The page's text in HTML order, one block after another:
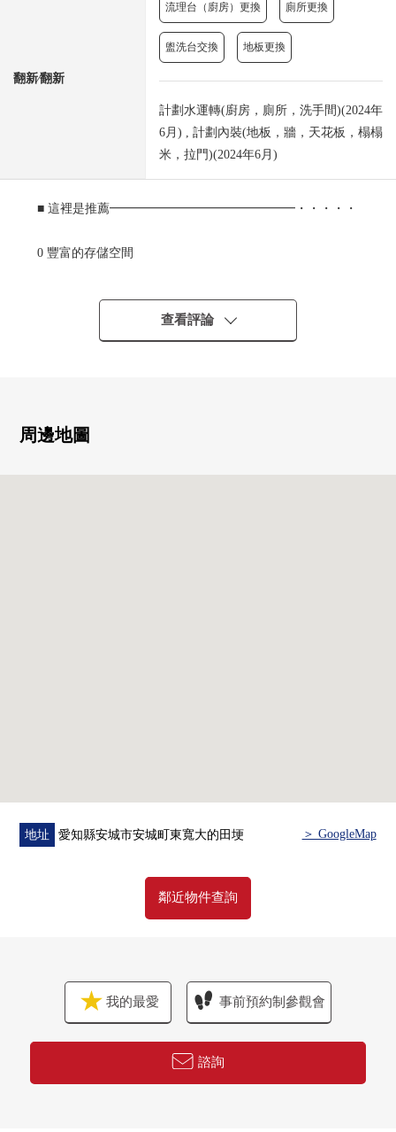
翻新⁄翻新
流理台（廚房）更換 廁所更換
盥洗台交換 地板更換
計劃水運轉(廚房，廁所，洗手間)(2024年
6月) , 計劃內裝(地板，牆，天花板，榻榻
米，拉門)(2024年6月)
■ 這裡是推薦━━━━━━━━━━━━━━━・・・・・
0 豐富的存儲空間
0 停車場空有
0 木材用瓦蓋(LDK，走廊)
查看評論
周邊地圖
地址 愛知縣安城市安城町東寬大的田埂 ＞ GoogleMap
鄰近物件查詢
我的最愛 事前預約制參觀會
諮詢